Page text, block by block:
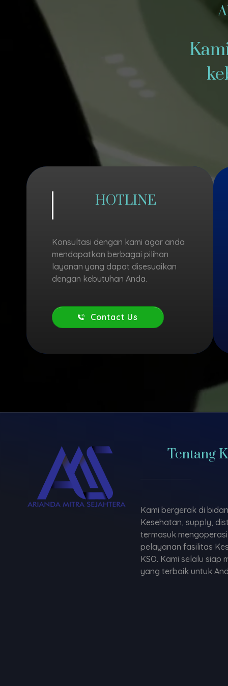
HOTLINE
Konsultasi dengan kami agar anda
mendapatkan berbagai pilihan
layanan yang dapat disesuaikan
dengan kebutuhan Anda.
Contact Us
Tentang
Kami bergerak di
Kesehatan, supply,
termasuk
pelayanan fasilitas
KSO. Kami selalu siap
yang terbaik untuk